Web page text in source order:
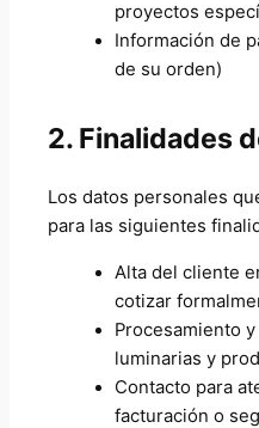
proyectos
Información de
de su orden)
2. Finalidades
Los datos personales
para las siguientes
Alta del cliente
cotizar
Procesamiento
luminarias y
Contacto para
facturación o